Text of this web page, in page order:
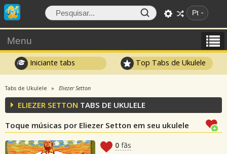
Pt
Menu
Iniciante tabs Top Tabs de Ukulele
Tabs de Ukulele Eliezer Setton
ELIEZER SETTON TABS DE UKULELE
Toque músicas por Eliezer Setton em seu ukulele
0 fãs